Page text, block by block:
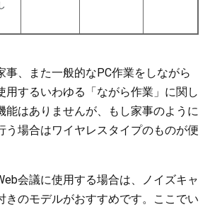
事、また一般的なPC作業をしながら
用するいわゆる「ながら作業」に関し
能はありませんが、もし家事のように
う場合はワイヤレスタイプのものが便
会議に使用する場合は、ノイズキャ
きのモデルがおすすめです。ここでい